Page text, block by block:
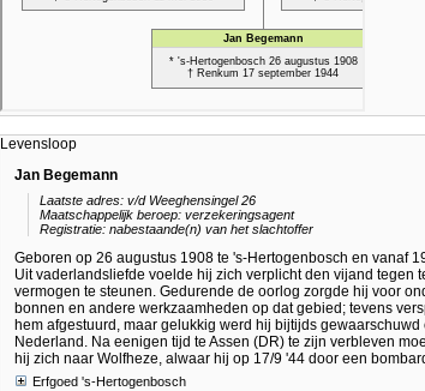
Levensloop
Jan Begemann
Laatste adres: v/d Weeghensingel 26
Maatschappelijk beroep: verzekeringsagent
Registratie: nabestaande(n) van het slachtoffer
Geboren op 26 augustus 1908 te 's-Hertogenbosch en vanaf
Uit vaderlandsliefde voelde hij zich verplicht den vijand tegen
vermogen te steunen. Gedurende de oorlog zorgde hij voor
bonnen en andere werkzaamheden op dat gebied; tevens
hem afgestuurd, maar gelukkig werd hij bijtijds
Nederland. Na eenigen tijd te Assen (DR) te zijn verbleven
hij zich naar Wolfheze, alwaar hij op 17/9 '44 door een
Erfgoed 's-Hertogenbosch